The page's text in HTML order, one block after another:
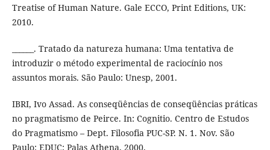
Treatise of Human Nature. Gale ECCO, Print Editions, UK:
2010.
______. Tratado da natureza humana: Uma tentativa de
introduzir o método experimental de raciocínio nos
assuntos morais. São Paulo: Unesp, 2001.
IBRI, Ivo Assad. As conseqüências de conseqüências práticas
no pragmatismo de Peirce. In: Cognitio. Centro de Estudos
do Pragmatismo – Dept. Filosofia PUC-SP. N. 1. Nov. São
Paulo: EDUC; Palas Athena, 2000.